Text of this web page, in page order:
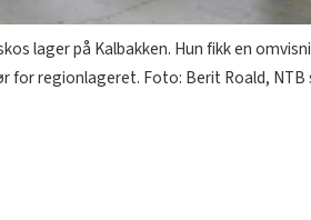
lager på Kalbakken. Hun fikk en
for regionlageret. Foto: Berit Roald, NTB